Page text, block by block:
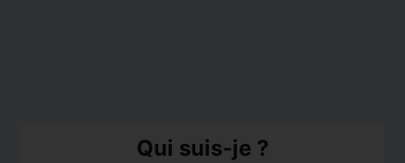
Qui suis-je ?